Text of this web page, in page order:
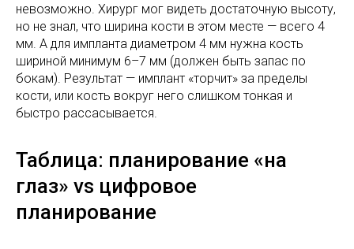
невозможно. Хирург мог видеть достаточную высоту,
но не знал, что ширина кости в этом месте — всего 4
мм. А для импланта диаметром 4 мм нужна кость
шириной минимум 6–7 мм (должен быть запас по
бокам). Результат — имплант «торчит» за пределы
кости, или кость вокруг него слишком тонкая и
быстро рассасывается.
Таблица: планирование «на
глаз» vs цифровое
планирование